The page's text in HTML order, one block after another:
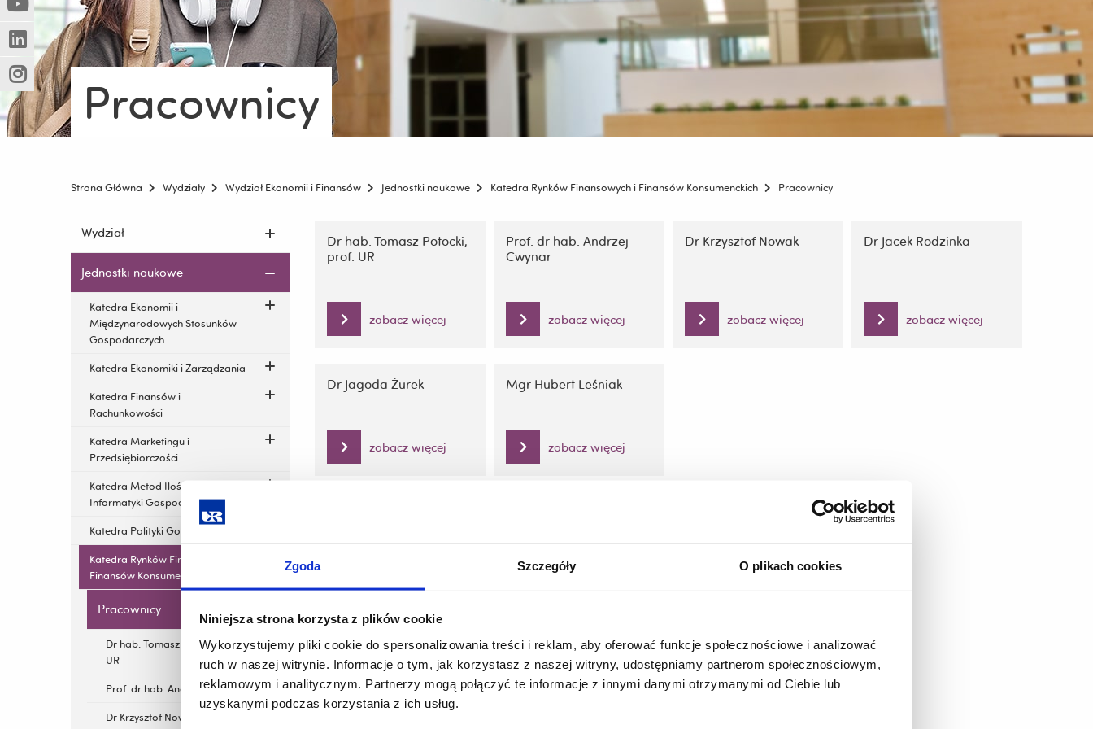
Zgoda Szczegóły O plikach cookies
Niniejsza strona korzysta z plików cookie
Wykorzystujemy pliki cookie do spersonalizowania treści i reklam, aby oferować funkcje społecznościowe i analizować
ruch w naszej witrynie. Informacje o tym, jak korzystasz z naszej witryny, udostępniamy partnerom społecznościowym,
reklamowym i analitycznym. Partnerzy mogą połączyć te informacje z innymi danymi otrzymanymi od Ciebie lub
uzyskanymi podczas korzystania z ich usług.
innej
strony)
(Nowe
okno)
(Link
do
innej
strony)
(Nowe
okno)
(Link
do
innej
strony)
(Nowe
okno)
(Link
do
innej
strony)
Pracownicy
Strona Główna Wydziały Wydział Ekonomii i Finansów Jednostki naukowe Katedra Rynków Finansowych i Finansów Konsumenckich Pracownicy
Pomiń
i
przejdź
do
treści
Wydział
Jednostki naukowe
Katedra Ekonomii i
Międzynarodowych Stosunków
Gospodarczych
Katedra Ekonomiki i Zarządzania
Katedra Finansów i
Rachunkowości
Katedra Marketingu i
Przedsiębiorczości
Katedra Metod Ilościowych i
Informatyki Gospodarczej
Katedra Polityki Gospodarczej
Katedra Rynków Finansowych i
Finansów Konsumenckich
Pracownicy
Dr hab. Tomasz Potocki, prof.
UR
Prof. dr hab. Andrzej Cwynar
Dr Krzysztof Nowak
nawigację
treści
Dr hab. Tomasz Potocki,
prof. UR
zobacz więcej
Prof. dr hab. Andrzej
Cwynar
zobacz więcej
Dr Krzysztof Nowak
zobacz więcej
Dr Jacek Rodzinka
zobacz więcej
Dr Jagoda Żurek
zobacz więcej
Mgr Hubert Leśniak
zobacz więcej